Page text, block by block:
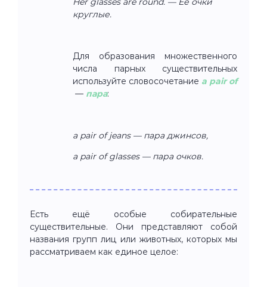
круглые.
Для образования множественного
числа парных существительных
используйте словосочетание a pair of
— пара:
a pair of jeans — пара джинсов,
a pair of glasses — пара очков.
Есть ещё особые собирательные
существительные. Они представляют собой
названия групп лиц или животных, которых мы
рассматриваем как единое целое: